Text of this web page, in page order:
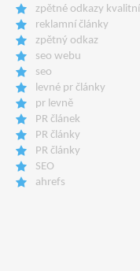
zpětné odkazy kvalitní
reklamní články
zpětný odkaz
seo webu
seo
levné pr články
pr levně
PR článek
PR články
PR články
SEO
ahrefs